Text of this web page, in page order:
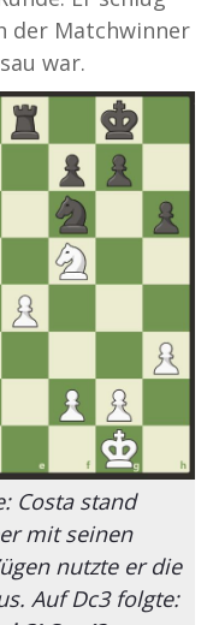
der Matchwinner
war.
Costa stand
mit seinen
nutzte er die
Auf Dc3 folgte: